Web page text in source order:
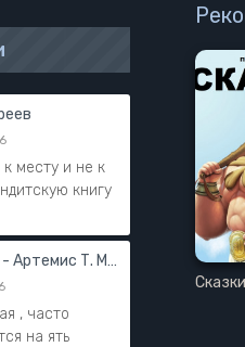
месту и не к
книгу
Покоривший СТЕНУ - Артемис Т. Мантикор
, часто
на ять